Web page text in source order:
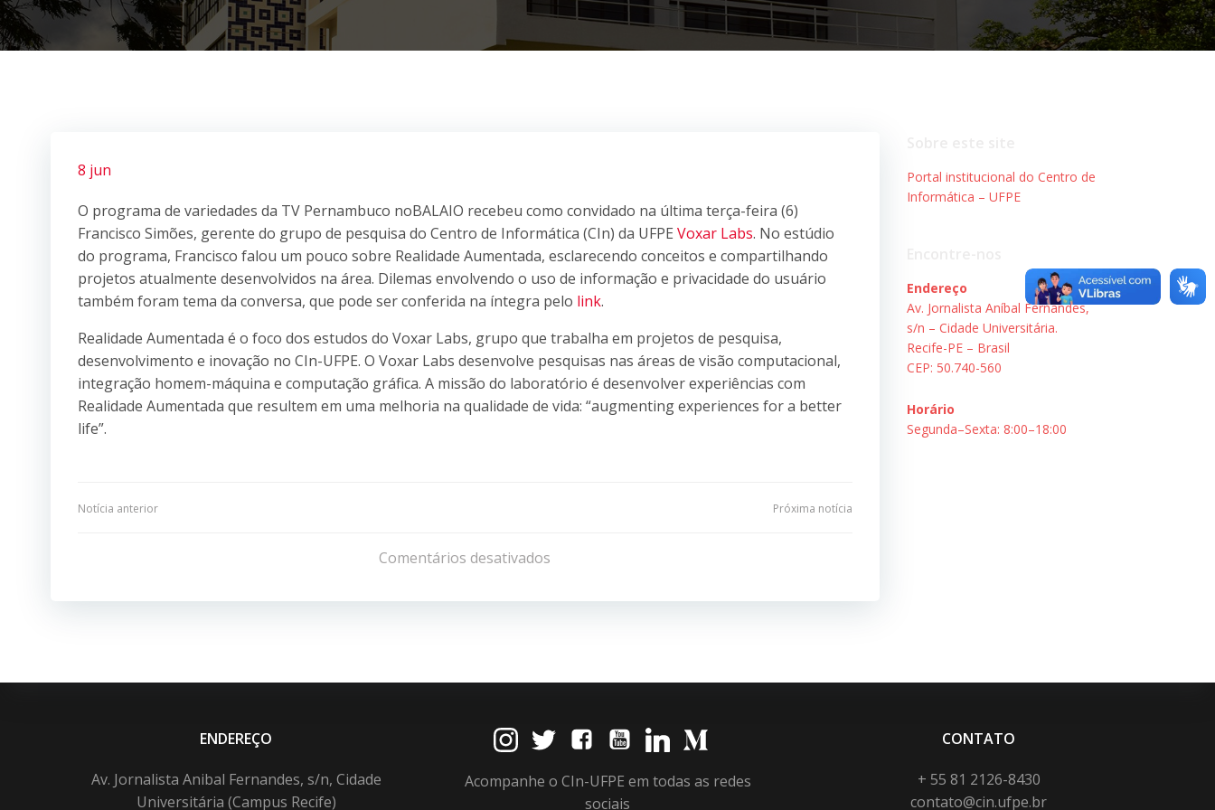
8 jun
O programa de variedades da TV Pernambuco noBALAIO recebeu como convidado na última terça-feira (6)
Francisco Simões, gerente do grupo de pesquisa do Centro de Informática (CIn) da UFPE Voxar Labs. No estúdio
do programa, Francisco falou um pouco sobre Realidade Aumentada, esclarecendo conceitos e compartilhando
projetos atualmente desenvolvidos na área. Dilemas envolvendo o uso de informação e privacidade do usuário
também foram tema da conversa, que pode ser conferida na íntegra pelo link.
Realidade Aumentada é o foco dos estudos do Voxar Labs, grupo que trabalha em projetos de pesquisa,
desenvolvimento e inovação no CIn-UFPE. O Voxar Labs desenvolve pesquisas nas áreas de visão computacional,
integração homem-máquina e computação gráfica. A missão do laboratório é desenvolver experiências com
Realidade Aumentada que resultem em uma melhoria na qualidade de vida: “augmenting experiences for a better
life”.
Navegação
Post
Notícia anterior
de
Post
Próxima notícia
Comentários desativados
Portal institucional do Centro de
Informática – UFPE
Endereço
Av. Jornalista Aníbal Fernandes,
s/n – Cidade Universitária.
Recife-PE – Brasil
CEP: 50.740-560
Horário
Segunda–Sexta: 8:00–18:00
ENDEREÇO
Av. Jornalista Anibal Fernandes, s/n, Cidade
Universitária (Campus Recife)
Acompanhe o CIn-UFPE em todas as redes
sociais
CONTATO
+ 55 81 2126-8430
contato@cin.ufpe.br